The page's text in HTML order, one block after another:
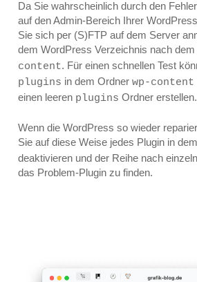
Da Sie wahrscheinlich durch den
auf den Admin-Bereich Ihrer
Sie sich per (S)FTP auf dem Server
dem WordPress Verzeichnis nach
content. Für einen schnellen Test
plugins in dem Ordner wp-content
einen leeren plugins Ordner erstellen.
Wenn die WordPress so wieder
Sie auf diese Weise jedes Plugin in dem
deaktivieren und der Reihe nach
das Problem-Plugin zu finden.